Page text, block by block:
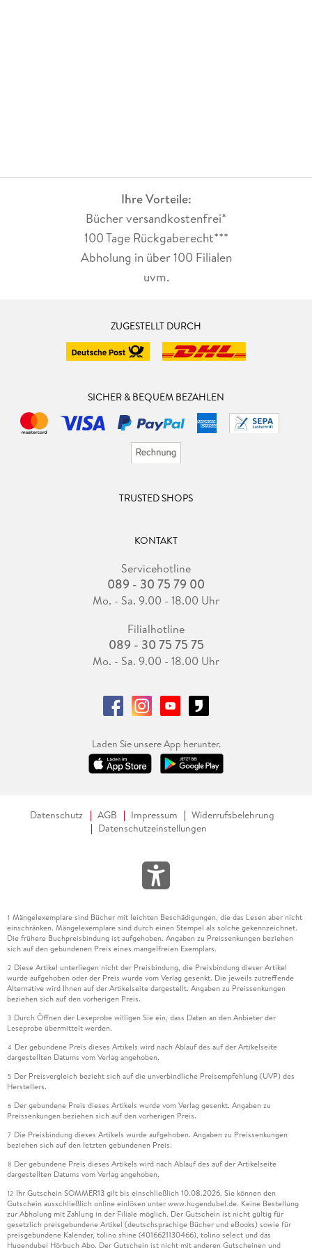
Ihre Vorteile:
Bücher versandkostenfrei*
100 Tage Rückgaberecht***
Abholung in über 100 Filialen
uvm.
ZUGESTELLT DURCH
SICHER & BEQUEM BEZAHLEN
TRUSTED SHOPS
KONTAKT
Servicehotline
089 - 30 75 79 00
Mo. - Sa. 9.00 - 18.00 Uhr
Filialhotline
089 - 30 75 75 75
Mo. - Sa. 9.00 - 18.00 Uhr
Laden Sie unsere App herunter.
Datenschutz AGB Impressum
Widerrufsbelehrung
Datenschutzeinstellungen
1 Mängelexemplare sind Bücher mit leichten Beschädigungen, die das Lesen aber nicht
einschränken. Mängelexemplare sind durch einen Stempel als solche gekennzeichnet.
Die frühere Buchpreisbindung ist aufgehoben. Angaben zu Preissenkungen beziehen
sich auf den gebundenen Preis eines mangelfreien Exemplars.
2 Diese Artikel unterliegen nicht der Preisbindung, die Preisbindung dieser Artikel
wurde aufgehoben oder der Preis wurde vom Verlag gesenkt. Die jeweils zutreffende
Alternative wird Ihnen auf der Artikelseite dargestellt. Angaben zu Preissenkungen
beziehen sich auf den vorherigen Preis.
3 Durch Öffnen der Leseprobe willigen Sie ein, dass Daten an den Anbieter der
Leseprobe übermittelt werden.
4 Der gebundene Preis dieses Artikels wird nach Ablauf des auf der Artikelseite
dargestellten Datums vom Verlag angehoben.
5 Der Preisvergleich bezieht sich auf die unverbindliche Preisempfehlung (UVP) des
Herstellers.
6 Der gebundene Preis dieses Artikels wurde vom Verlag gesenkt. Angaben zu
Preissenkungen beziehen sich auf den vorherigen Preis.
7 Die Preisbindung dieses Artikels wurde aufgehoben. Angaben zu Preissenkungen
beziehen sich auf den letzten gebundenen Preis.
8 Der gebundene Preis dieses Artikels wird nach Ablauf des auf der Artikelseite
dargestellten Datums vom Verlag angehoben.
12 Ihr Gutschein SOMMER13 gilt bis einschließlich 10.08.2026. Sie können den
Gutschein ausschließlich online einlösen unter www.hugendubel.de. Keine Bestellung
zur Abholung mit Zahlung in der Filiale möglich. Der Gutschein ist nicht gültig für
gesetzlich preisgebundene Artikel (deutschsprachige Bücher und eBooks) sowie für
preisgebundene Kalender, tolino shine (4016621130466), tolino select und das
Hugendubel Hörbuch Abo. Der Gutschein ist nicht mit anderen Gutscheinen und